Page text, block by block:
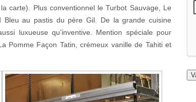
carte). Plus conventionnel le Turbot Sauvage, Le
au pastis du père Gil. De la grande cuisine
luxueuse qu’inventive. Mention spéciale pour
Pomme Façon Tatin, crémeux vanille de Tahiti et